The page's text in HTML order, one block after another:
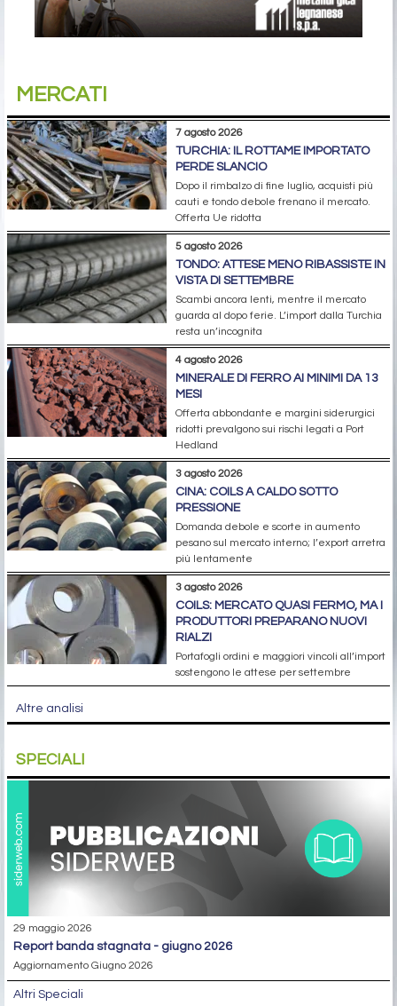
MERCATI
7 agosto 2026
TURCHIA: IL ROTTAME IMPORTATO
PERDE SLANCIO
Dopo il rimbalzo di fine luglio, acquisti più
cauti e tondo debole frenano il mercato.
Offerta Ue ridotta
5 agosto 2026
TONDO: ATTESE MENO RIBASSISTE IN
VISTA DI SETTEMBRE
Scambi ancora lenti, mentre il mercato
guarda al dopo ferie. L’import dalla Turchia
resta un’incognita
4 agosto 2026
MINERALE DI FERRO AI MINIMI DA 13
MESI
Offerta abbondante e margini siderurgici
ridotti prevalgono sui rischi legati a Port
Hedland
3 agosto 2026
CINA: COILS A CALDO SOTTO
PRESSIONE
Domanda debole e scorte in aumento
pesano sul mercato interno; l’export arretra
più lentamente
3 agosto 2026
COILS: MERCATO QUASI FERMO, MA I
PRODUTTORI PREPARANO NUOVI
RIALZI
Portafogli ordini e maggiori vincoli all’import
sostengono le attese per settembre
Altre analisi
SPECIALI
29 maggio 2026
report banda stagnata - giugno 2026
Aggiornamento Giugno 2026
Altri Speciali